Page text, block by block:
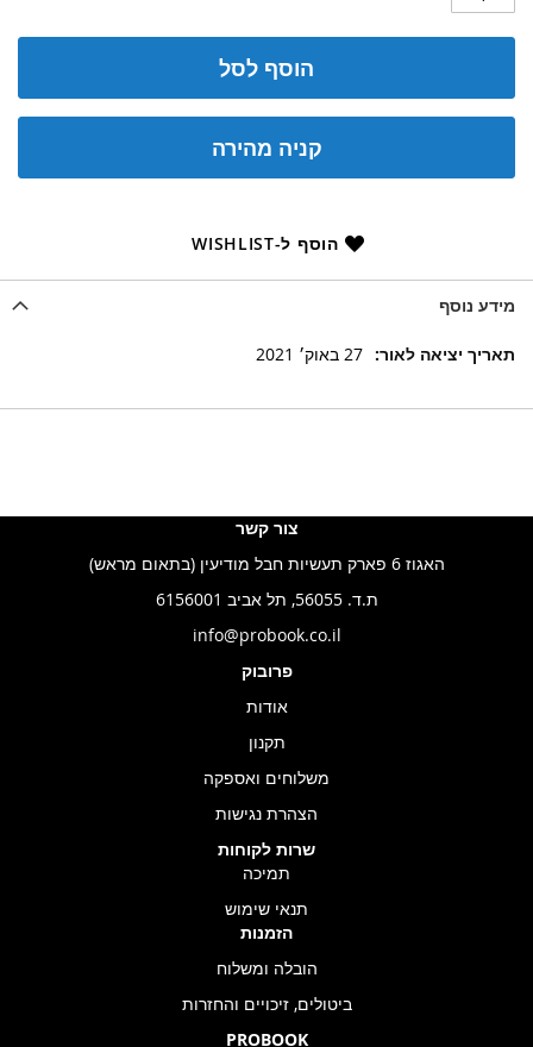
הוסף לסל
קניה מהירה
הוסף ל-WISHLIST
מידע נוסף
מידע
27 באוק׳ 2021
צור קשר
האגוז 6 פארק תעשיות חבל מודיעין (בתאום מראש)
ת.ד. 56055, תל אביב 6156001
info@probook.co.il
פרובוק
אודות
תקנון
משלוחים ואספקה
הצהרת נגישות
שרות לקוחות
תמיכה
תנאי שימוש
הזמנות
הובלה ומשלוח
ביטולים, זיכויים והחזרות
PROBOOK